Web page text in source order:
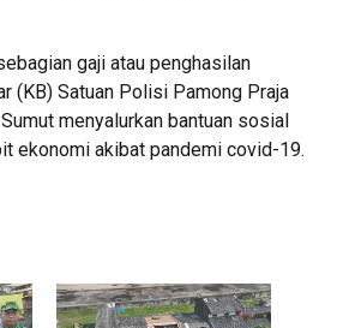
gaji atau penghasilan
(KB) Satuan Polisi Pamong Praja
menyalurkan bantuan sosial
ekonomi akibat pandemi covid-19.